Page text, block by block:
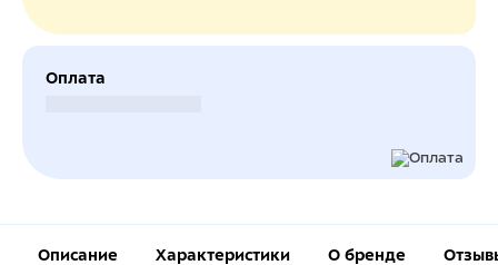
Оплата
Описание Характеристики О бренде